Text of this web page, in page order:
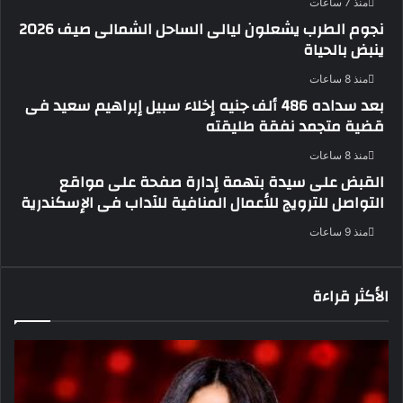
نجوم الطرب يشعلون ليالى الساحل الشمالى صيف 2026
ينبض بالحياة
منذ 8 ساعات
بعد سداده 486 ألف جنيه إخلاء سبيل إبراهيم سعيد فى
قضية متجمد نفقة طليقته
منذ 8 ساعات
القبض على سيدة بتهمة إدارة صفحة على مواقع
التواصل للترويج للأعمال المنافية للآداب فى الإسكندرية
منذ 9 ساعات
الأكثر قراءة